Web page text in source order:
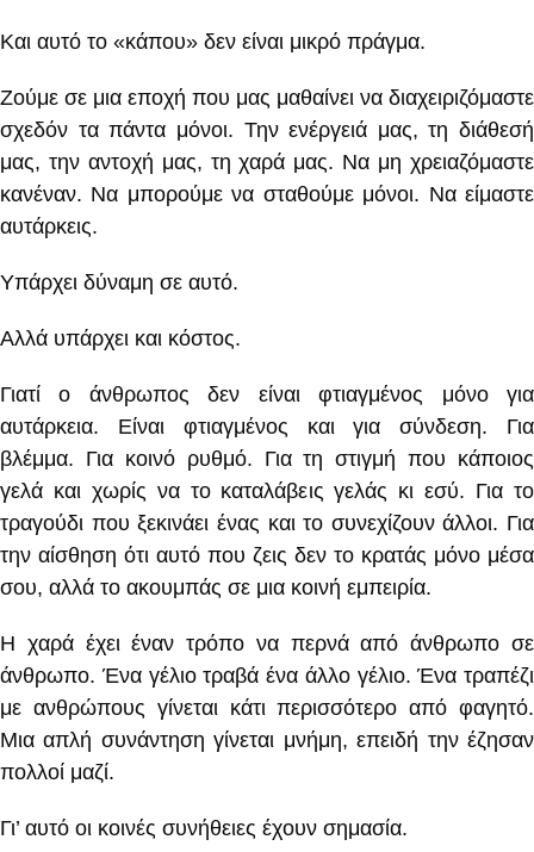
Και αυτό το «κάπου» δεν είναι μικρό πράγμα.
Ζούμε σε μια εποχή που μας μαθαίνει να διαχειριζόμαστε
σχεδόν τα πάντα μόνοι. Την ενέργειά μας, τη διάθεσή
μας, την αντοχή μας, τη χαρά μας. Να μη χρειαζόμαστε
κανέναν. Να μπορούμε να σταθούμε μόνοι. Να είμαστε
αυτάρκεις.
Υπάρχει δύναμη σε αυτό.
Αλλά υπάρχει και κόστος.
Γιατί ο άνθρωπος δεν είναι φτιαγμένος μόνο για
αυτάρκεια. Είναι φτιαγμένος και για σύνδεση. Για
βλέμμα. Για κοινό ρυθμό. Για τη στιγμή που κάποιος
γελά και χωρίς να το καταλάβεις γελάς κι εσύ. Για το
τραγούδι που ξεκινάει ένας και το συνεχίζουν άλλοι. Για
την αίσθηση ότι αυτό που ζεις δεν το κρατάς μόνο μέσα
σου, αλλά το ακουμπάς σε μια κοινή εμπειρία.
Η χαρά έχει έναν τρόπο να περνά από άνθρωπο σε
άνθρωπο. Ένα γέλιο τραβά ένα άλλο γέλιο. Ένα τραπέζι
με ανθρώπους γίνεται κάτι περισσότερο από φαγητό.
Μια απλή συνάντηση γίνεται μνήμη, επειδή την έζησαν
πολλοί μαζί.
Γι’ αυτό οι κοινές συνήθειες έχουν σημασία.